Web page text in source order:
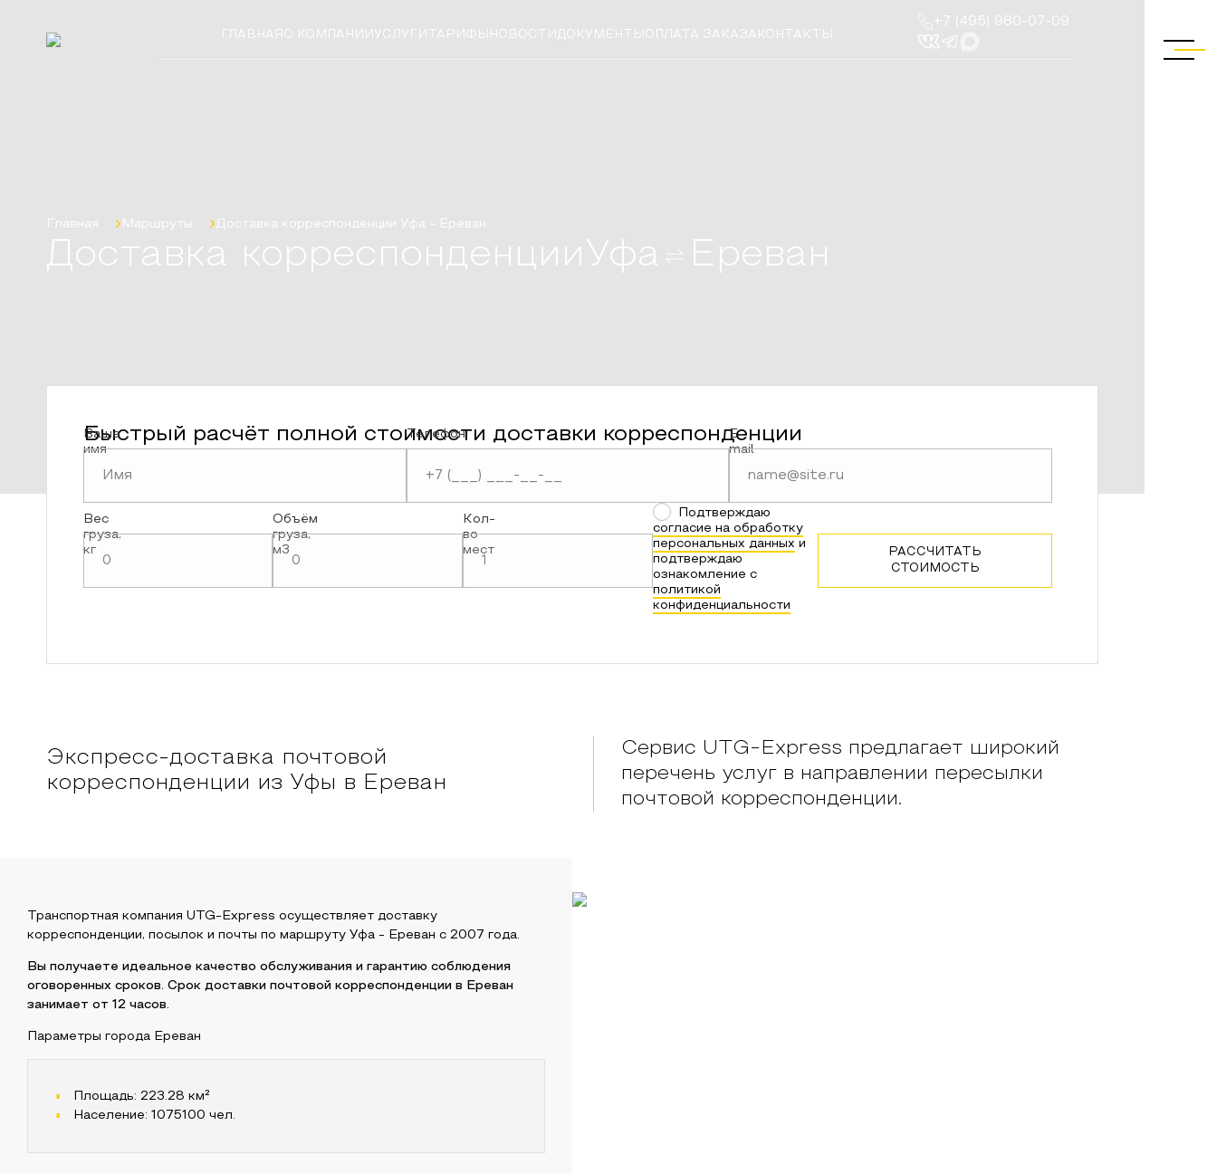
ГЛАВНАЯ О КОМПАНИИ УСЛУГИ ТАРИФЫ НОВОСТИ ДОКУМЕНТЫ ОПЛАТА ЗАКАЗА КОНТАКТЫ
+7 (495) 980-07-09
Главная Маршруты Доставка корреспонденции Уфа - Ереван
Доставка корреспонденции Уфа Ереван
Быстрый расчёт полной стоимости доставки корреспонденции
Ваше
имя
Телефон
E-
mail
Вес
груза,
кг
Объём
груза,
м3
Кол-
во
мест
Подтверждаю
согласие на обработку
персональных данных и
подтверждаю
ознакомление с
политикой
конфиденциальности
РАССЧИТАТЬ
СТОИМОСТЬ
Экспресс-доставка почтовой
корреспонденции из Уфы в Ереван
Сервис UTG-Express предлагает широкий
перечень услуг в направлении пересылки
почтовой корреспонденции.
Транспортная компания UTG-Express осуществляет доставку
корреспонденции, посылок и почты по маршруту Уфа - Ереван с 2007 года.
Вы получаете идеальное качество обслуживания и гарантию соблюдения
оговоренных сроков. Срок доставки почтовой корреспонденции в
Ереван
занимает от 12 часов.
Параметры города Ереван
Площадь: 223.28 км²
Население: 1075100 чел.